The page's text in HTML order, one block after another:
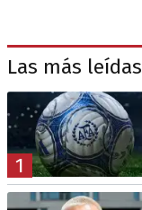
Las más leídas
1